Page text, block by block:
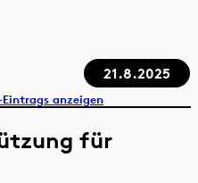
21.8.2025
anzeigen
für